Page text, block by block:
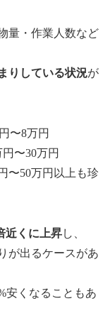
量・作業人数など
りしている状況が
〜8万円
〜30万円
〜50万円以上も珍
近くに上昇し、
が出るケースがあ
安くなることもあ